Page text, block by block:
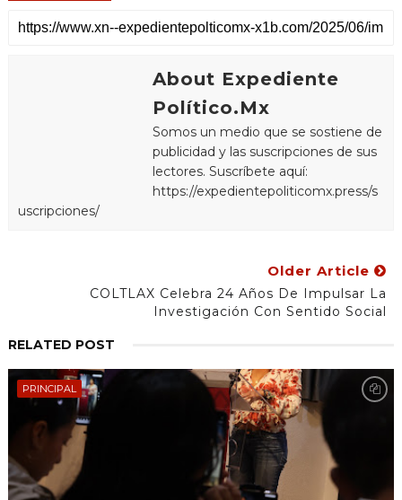
About Expediente
Político.Mx
Somos un medio que se sostiene de
publicidad y las suscripciones de sus
lectores. Suscríbete aquí:
https://expedientepoliticomx.press/s
uscripciones/
Older Article
COLTLAX Celebra 24 Años De Impulsar La
Investigación Con Sentido Social
RELATED POST
PRINCIPAL